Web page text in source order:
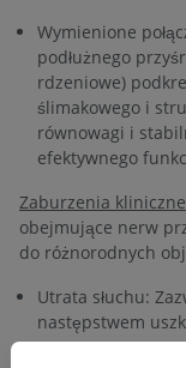
Wymienione
podłużnego
rdzeniowe)
ślimakowego i
równowagi i
efektywnego
Zaburzenia kliniczne
obejmujące nerw
do różnorodnych
Utrata słuchu:
następstwem